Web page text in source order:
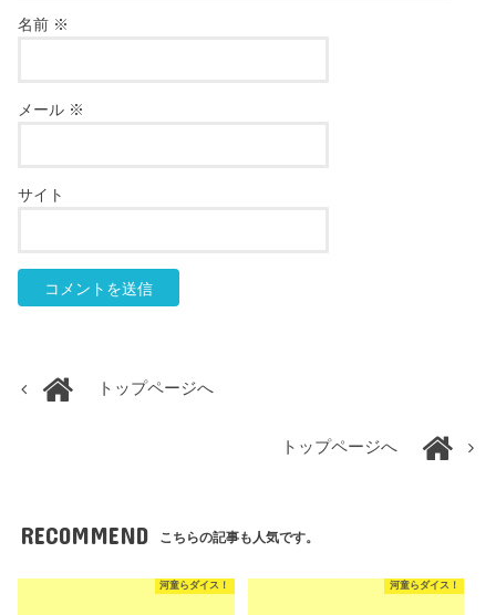
名前 ※
メール ※
サイト
トップページへ
トップページへ
RECOMMEND こちらの記事も人気です。
河童らダイス！ 河童らダイス！